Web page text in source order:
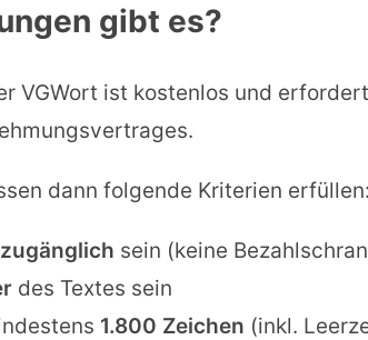
gibt es?
VGWort ist kostenlos und
dann folgende Kriterien erfüllen:
sein (keine
des Textes sein
1.800 Zeichen (inkl.